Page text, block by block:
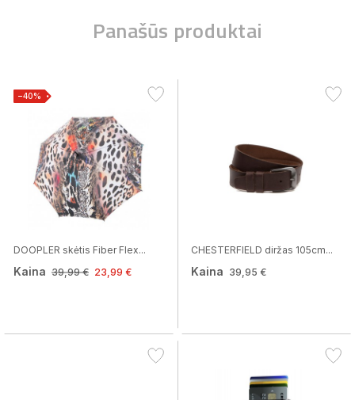
Panašūs produktai
−40%
DOOPLER skėtis Fiber Flex...
Kaina 39,99 € 23,99 €
CHESTERFIELD diržas 105cm...
Kaina 39,95 €